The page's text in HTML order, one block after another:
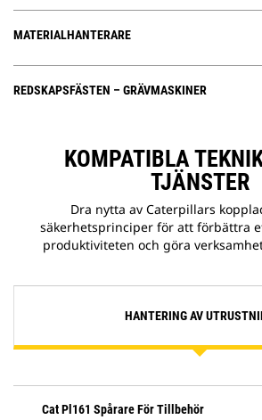
MATERIALHANTERARE
REDSKAPSFÄSTEN – GRÄVMASKINER
KOMPATIBLA
TJÄNSTER
Dra nytta av Caterpillars
säkerhetsprinciper för att förbättra
produktiviteten och göra
HANTERING AV
Cat Pl161 Spårare För Tillbehör